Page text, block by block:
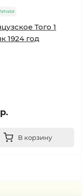
Того 1
1924 год
В корзину